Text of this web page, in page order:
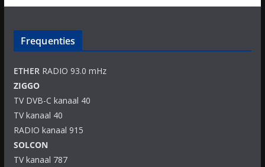
Frequenties
ETHERRADIO 93.0 mHz
ZIGGO
TV DVB-C kanaal 40
TV kanaal 40
RADIO kanaal 915
SOLCON
TV kanaal 787